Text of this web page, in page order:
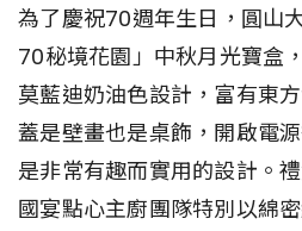
為了慶祝70週年生日，圓山
70秘境花園」中秋月光寶盒
莫藍迪奶油色設計，富有東
蓋是壁畫也是桌飾，開啟電
是非常有趣而實用的設計。
國宴點心主廚團隊特別以綿